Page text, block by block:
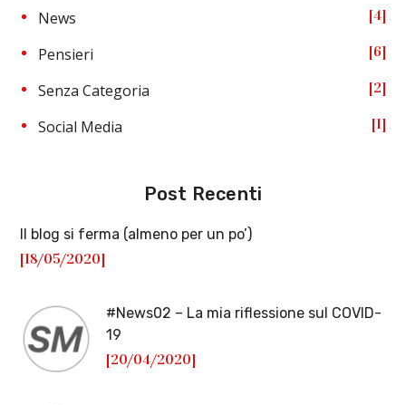
News 4
Pensieri 6
Senza Categoria 2
Social Media 1
Post Recenti
Il blog si ferma (almeno per un po’)
[18/05/2020]
#News02 – La mia riflessione sul COVID-
19
[20/04/2020]